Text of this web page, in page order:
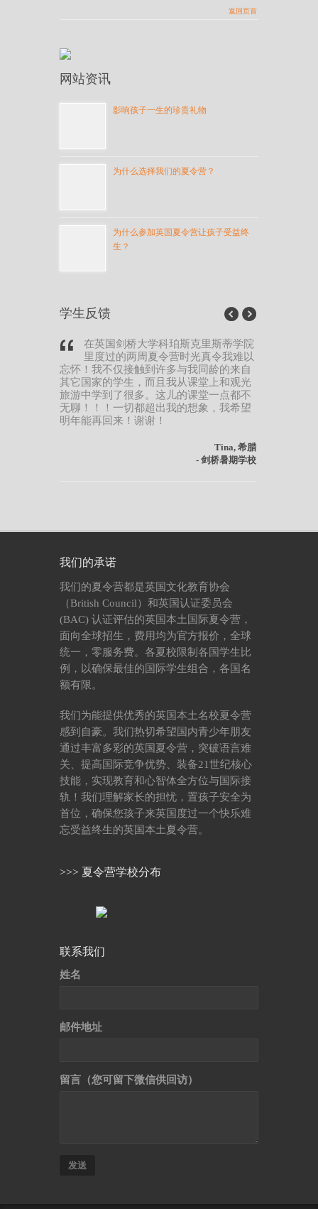
返回页首
网站资讯
影响孩子一生的珍贵礼物
为什么选择我们的夏令营？
为什么参加英国夏令营让孩子受益终
生？
学生反馈
在英国剑桥大学科珀斯克里斯蒂学院
里度过的两周夏令营时光真令我难以
忘怀！我不仅接触到许多与我同龄的来自
其它国家的学生，而且我从课堂上和观光
旅游中学到了很多。这儿的课堂一点都不
无聊！！！一切都超出我的想象，我希望
明年能再回来！谢谢！
Tina, 希腊
- 剑桥暑期学校
我们的承诺
我们的夏令营都是英国文化教育协会
（British Council）和英国认证委员会
(BAC) 认证评估的英国本土国际夏令营，
面向全球招生，费用均为官方报价，全球
统一，零服务费。各夏校限制各国学生比
例，以确保最佳的国际学生组合，各国名
额有限。
我们为能提供优秀的英国本土名校夏令营
感到自豪。我们热切希望国内青少年朋友
通过丰富多彩的英国夏令营，突破语言难
关、提高国际竞争优势、装备21世纪核心
技能，实现教育和心智体全方位与国际接
轨！我们理解家长的担忧，置孩子安全为
首位，确保您孩子来英国度过一个快乐难
忘受益终生的英国本土夏令营。
>>> 夏令营学校分布
联系我们
姓名
邮件地址
留言（您可留下微信供回访）
发送